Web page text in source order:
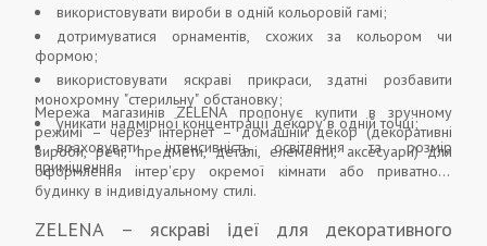
використовувати вироби в одній кольоровій гамі;
дотримуватися орнаментів, схожих за кольором чи
формою;
використовувати яскраві прикраси, здатні розбавити
монохромну "стерильну" обстановку;
уникати надмірної концентрації декору в одній точці;
враховувати інтенсивність освітлення та розмір
приміщення.
Мережа магазинів ZELENA пропонує купити в зручному
режимі – через інтернет – домашній декор (декоративні
вироби, речі, предмети, деталі, елементи, аксесуари) для
оформлення інтер'єру окремої кімнати або приватного
будинку в індивідуальному стилі.
ZELENA – яскраві ідеї для декоративного